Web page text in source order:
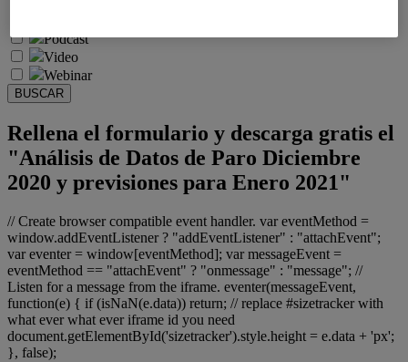
Podcast
Video
Webinar
BUSCAR
Rellena el formulario y descarga gratis el
"Análisis de Datos de Paro Diciembre
2020 y previsiones para Enero 2021"
// Create browser compatible event handler. var eventMethod =
window.addEventListener ? "addEventListener" : "attachEvent";
var eventer = window[eventMethod]; var messageEvent =
eventMethod == "attachEvent" ? "onmessage" : "message"; //
Listen for a message from the iframe. eventer(messageEvent,
function(e) { if (isNaN(e.data)) return; // replace #sizetracker with
what ever what ever iframe id you need
document.getElementById('sizetracker').style.height = e.data + 'px';
}, false);